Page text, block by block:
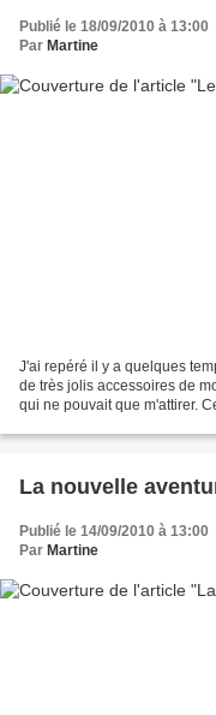
Publié le 18/09/2010 à 13:00
Par Martine
J'ai repéré il y a quelques
de très jolis accessoires de
qui ne pouvait que m'attirer.
La nouvelle
Publié le 14/09/2010 à 13:00
Par Martine